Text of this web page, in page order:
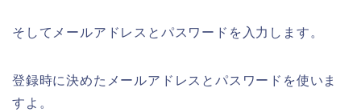
そしてメールアドレスとパスワードを入力します。
登録時に決めたメールアドレスとパスワードを使いま
すよ。